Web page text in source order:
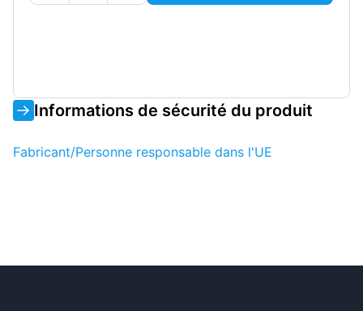
Informations de sécurité du produit
Fabricant/Personne responsable dans l'UE